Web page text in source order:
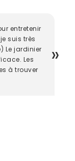
entretenir
suis très
Le jardinier
Les
à trouver